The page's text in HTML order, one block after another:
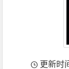
更新时